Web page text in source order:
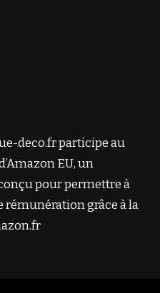
deco.fr participe au
EU, un
pour permettre à
rémunération grâce à la